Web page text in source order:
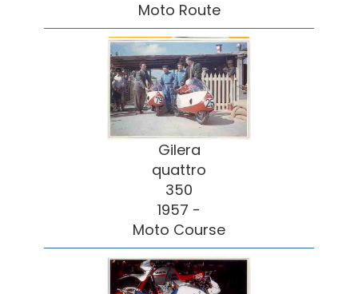
Moto Route
Gilera
quattro
350
1957 -
Moto Course